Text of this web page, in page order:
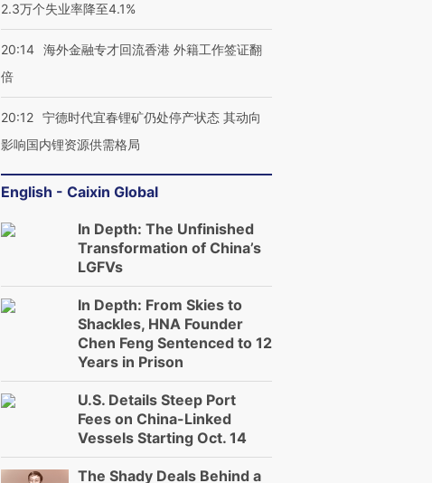
2.3万个失业率降至4.1%
20:14 海外金融专才回流香港 外籍工作签证翻
倍
20:12 宁德时代宜春锂矿仍处停产状态 其动向
影响国内锂资源供需格局
English - Caixin Global
In Depth: The Unfinished
Transformation of China’s
LGFVs
In Depth: From Skies to
Shackles, HNA Founder
Chen Feng Sentenced to 12
Years in Prison
U.S. Details Steep Port
Fees on China-Linked
Vessels Starting Oct. 14
The Shady Deals Behind a